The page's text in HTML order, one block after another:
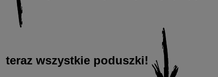
teraz wszystkie poduszki!